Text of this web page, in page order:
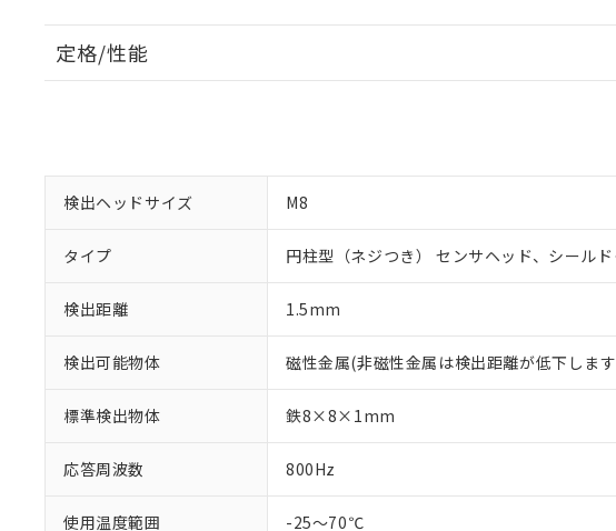
定格/性能
検出ヘッドサイズ M8
タイプ 円柱型（ネジつき） センサヘッド、シール
検出距離 1.5mm
検出可能物体 磁性金属(非磁性金属は検出距離が低下しま
標準検出物体 鉄8×8×1mm
応答周波数 800Hz
使用温度範囲 -25～70℃
※1 対応状況
対応予定：EU RoHS指令（10物質
対応予定なし：EU RoHS指令（10